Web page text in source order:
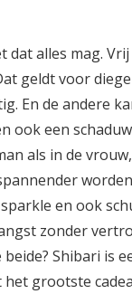
alles mag.
geldt voor
En de andere
ook een
als in de
en ook
zonder
Shibari
grootste